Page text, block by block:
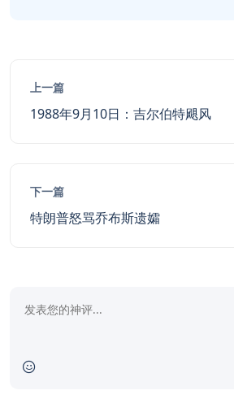
上一篇
1988年9月10日：吉尔伯特飓风
下一篇
特朗普怒骂乔布斯遗孀